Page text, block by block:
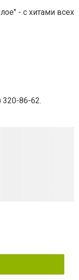
- с хитами всех
320-86-62.